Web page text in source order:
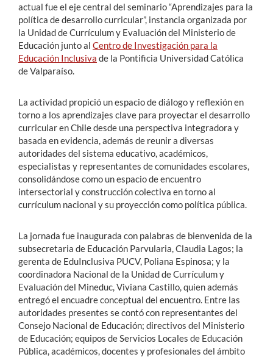
actual fue el eje central del seminario “Aprendizajes para la
política de desarrollo curricular”, instancia organizada por
la Unidad de Currículum y Evaluación del Ministerio de
Educación junto al Centro de Investigación para la
Educación Inclusiva de la Pontificia Universidad Católica
de Valparaíso.
La actividad propició un espacio de diálogo y reflexión en
torno a los aprendizajes clave para proyectar el desarrollo
curricular en Chile desde una perspectiva integradora y
basada en evidencia, además de reunir a diversas
autoridades del sistema educativo, académicos,
especialistas y representantes de comunidades escolares,
consolidándose como un espacio de encuentro
intersectorial y construcción colectiva en torno al
currículum nacional y su proyección como política pública.
La jornada fue inaugurada con palabras de bienvenida de la
subsecretaria de Educación Parvularia, Claudia Lagos; la
gerenta de EduInclusiva PUCV, Poliana Espinosa; y la
coordinadora Nacional de la Unidad de Currículum y
Evaluación del Mineduc, Viviana Castillo, quien además
entregó el encuadre conceptual del encuentro. Entre las
autoridades presentes se contó con representantes del
Consejo Nacional de Educación; directivos del Ministerio
de Educación; equipos de Servicios Locales de Educación
Pública, académicos, docentes y profesionales del ámbito